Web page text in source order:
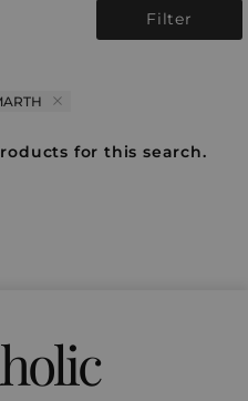
Filter
for this search.